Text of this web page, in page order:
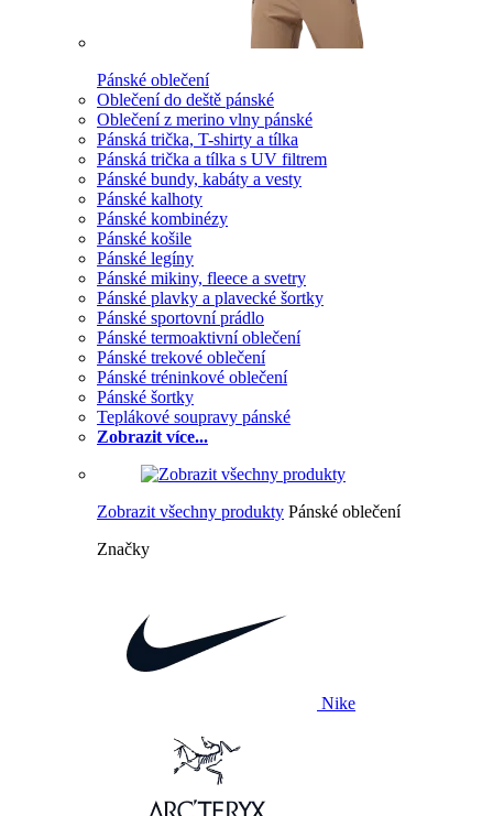
Pánské oblečení
Oblečení do deště pánské
Oblečení z merino vlny pánské
Pánská trička, T-shirty a tílka
Pánská trička a tílka s UV filtrem
Pánské bundy, kabáty a vesty
Pánské kalhoty
Pánské kombinézy
Pánské košile
Pánské legíny
Pánské mikiny, fleece a svetry
Pánské plavky a plavecké šortky
Pánské sportovní prádlo
Pánské termoaktivní oblečení
Pánské trekové oblečení
Pánské tréninkové oblečení
Pánské šortky
Teplákové soupravy pánské
Zobrazit více...
Zobrazit všechny produkty Pánské oblečení
Značky
Nike